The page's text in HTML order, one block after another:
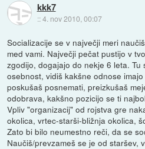
kkk7
::4. nov 2010, 00:07
Socializacije se v največji meri
med vami. Največji pečat pustijo v
zgodijo, dogajajo do nekje 6 leta. Tu
osebnost, vidiš kakšne odnose
poskušaš posnemati, preizkušaš
odobrava, kakšno pozicijo se ti
Vpliv "organizacij" od rojstva gre
okolica, vrtec-starši-bližnja okolica,
Zato bi bilo neumestno reči, da se
Naučiš/prevzameš se je od staršev,